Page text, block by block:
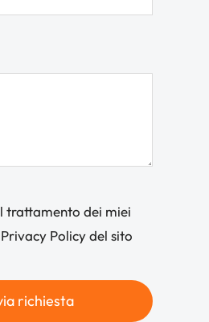
trattamento dei miei
Policy del sito
richiesta